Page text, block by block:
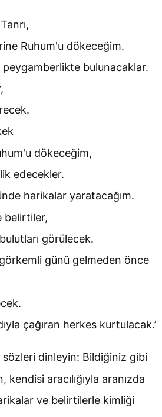
Ruhum'u dökeceğim.
peygamberlikte bulunacaklar.
dökeceğim,
edecekler.
harikalar yaratacağım.
belirtiler,
görülecek.
günü gelmeden önce
çağıran herkes kurtulacak.’
sözleri dinleyin: Bildiğiniz gibi
kendisi aracılığıyla aranızda
ve belirtilerle kimliği